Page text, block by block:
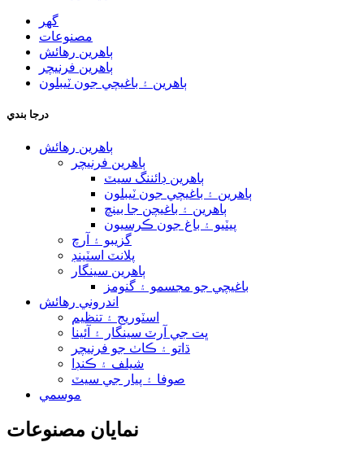
گھر
مصنوعات
ٻاهرين رهائش
ٻاهرين فرنيچر
ٻاهرين ۽ باغيچي جون ٽيبلون
درجا بندي
ٻاهرين رهائش
ٻاهرين فرنيچر
ٻاهرين ڊائننگ سيٽ
ٻاهرين ۽ باغيچي جون ٽيبلون
ٻاهرين ۽ باغيچن جا بينچ
پيٽيو ۽ باغ جون ڪرسيون
گزيبو ۽ آرچ
پلانٽ اسٽينڊ
ٻاهرين سينگار
باغيچي جو مجسمو ۽ گنومز
اندروني رهائش
اسٽوريج ۽ تنظيم
ڀت جي آرٽ سينگار ۽ آئينا
ڌاتو ۽ ڪاٺ جو فرنيچر
شيلف ۽ ڪنڊا
صوفا ۽ پيار جي سيٽ
موسمي
نمايان مصنوعات